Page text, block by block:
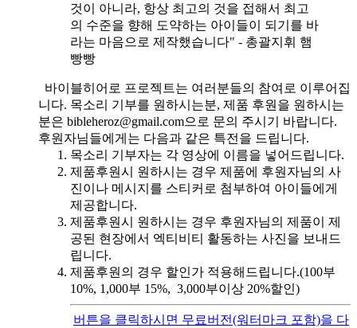
것이 아니라, 항상 최고의 것을 접해서 최고
의 수준을 향해 도약하는 아이들이 되기를 바
라는 마음으로 제작했습니다" - 총괄지휘 햄
빵빵
바이블히어로 프로젝트는 여러분들의 참여로 이루어집
니다. 목소리 기부를 원하시는분, 제품 후원을 원하시는
분은 bibleheroz@gmail.com으로 문의 주시기 바랍니다.
후원자님들에게는 다음과 같은 특전을 드립니다.
목소리 기부자는 각 영상에 이름을 넣어드립니다.
제품후원시 원하시는 경우 제품에 후원자님의 사
진이나 메시지를 스티커로 첨부하여 아이들에게
제공합니다.
제품후원시 원하시는 경우 후원자님의 제품이 제
공된 현장에서 엑티비티 활동하는 사진을 보내드
립니다.
제품후원의 경우 할인가 적용해드립니다.(100부
10%, 1,000부 15%, 3,000부이상 20%할인)
버튼을 클릭하시면 무료버전(워터마크 포함)을 다